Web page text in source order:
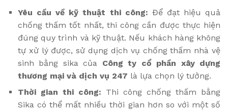
Yêu cầu về kỹ thuật thi công: Để đạt hiệu quả
chống thấm tốt nhất, thi công cần được thực hiện
đúng quy trình và kỹ thuật. Nếu khách hàng không
tự xử lý được, sử dụng dịch vụ chống thấm nhà vệ
sinh bằng sika của Công ty cổ phần xây dựng
thương mại và dịch vụ 247 là lựa chọn lý tưởng.
Thời gian thi công: Thi công chống thấm bằng
Sika có thể mất nhiều thời gian hơn so với một số